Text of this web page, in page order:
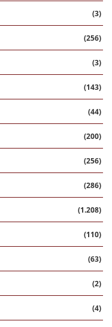
(3)
(256)
(3)
(143)
(44)
(200)
(256)
(286)
(1.208)
(110)
(63)
(2)
(4)